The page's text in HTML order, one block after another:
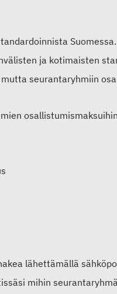
ja kotimaisten
seurantaryhmiin
lähettämällä
mihin